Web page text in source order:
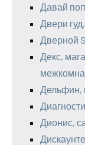
Давай
Двери
Дверной
Декс,
Дельфин,
Дионис,